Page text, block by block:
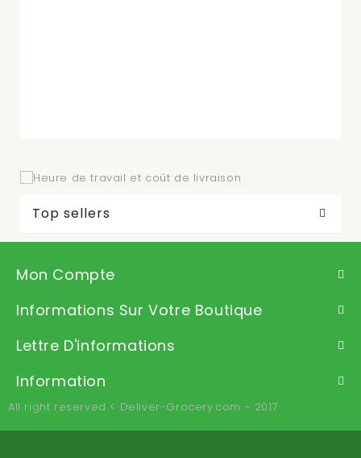
Top sellers
Mon Compte
Informations Sur Votre Boutique
Lettre D'informations
Information
All right reserved < Deliver-Grocery.com - 2017